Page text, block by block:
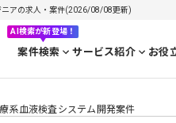
ニアの求人・案件(2026/08/08更新)
AI検索が新登場！
案件検索 サービス紹介 お役
療系血液検査システム開発案件